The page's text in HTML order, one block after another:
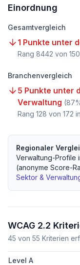
Einordnung
Gesamtvergleich
1 Punkte unter
Rang 8442 von
Branchenvergleich
5 Punkte unter
Verwaltung (87
Rang 128 von 172
Regionaler
Verwaltung-Profile
(anonyme Score-
Sektor &
WCAG 2.2
45 von 55 Kriterien
Level A